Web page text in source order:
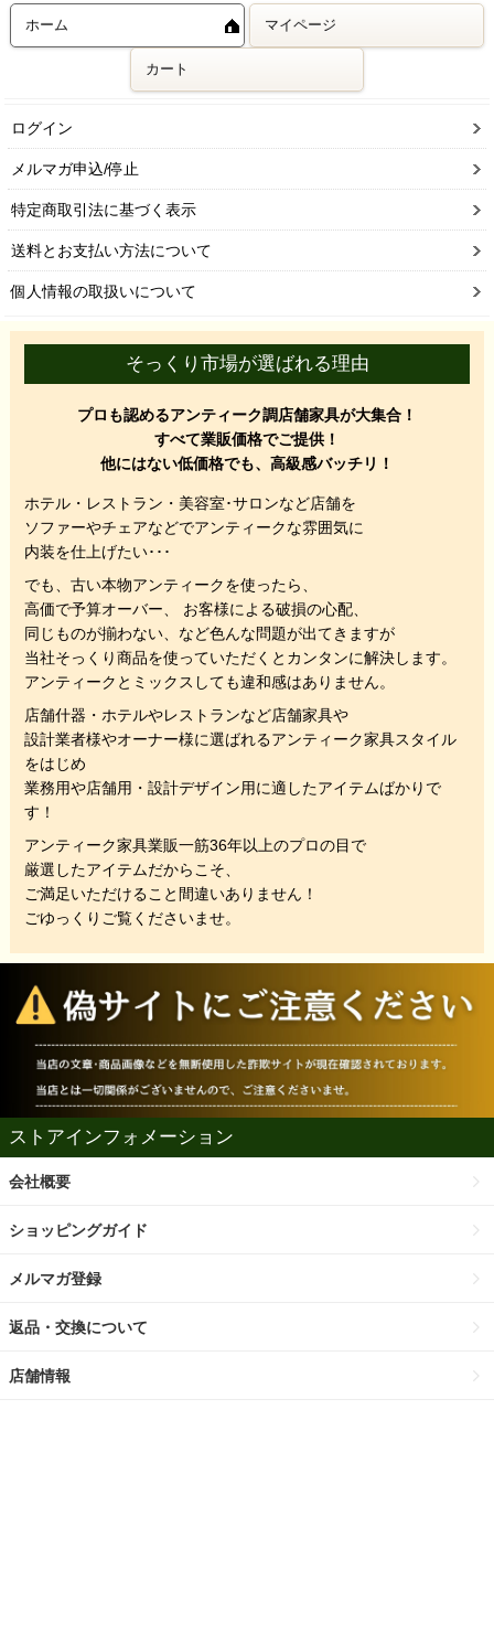
ホーム マイページ
カート
ログイン
メルマガ申込/停止
特定商取引法に基づく表示
送料とお支払い方法について
個人情報の取扱いについて
そっくり市場が選ばれる理由
プロも認めるアンティーク調店舗家具が大集合！
すべて業販価格でご提供！
他にはない低価格でも、高級感バッチリ！
ホテル・レストラン・美容室･サロンなど店舗を
ソファーやチェアなどでアンティークな雰囲気に
内装を仕上げたい･･･
でも、 古い本物アンティークを使ったら、
高価で予算オーバー、 お客様による破損の心配、
同じものが揃わない、 など色んな問題が出てきますが
当社そっくり商品を使っていただくと カンタンに解決します。
アンティークとミックスしても違和感はありません。
店舗什器・ホテルやレストランなど店舗家具や
設計業者様やオーナー様に選ばれるアンティーク家具スタイル
をはじめ
業務用や店舗用・設計デザイン用に適したアイテムばかりで
す！
アンティーク家具業販一筋36年以上のプロの目で
厳選したアイテムだからこそ、
ご満足いただけること間違いありません！
ごゆっくりご覧くださいませ。
ストアインフォメーション
会社概要
ショッピングガイド
メルマガ登録
返品・交換について
店舗情報